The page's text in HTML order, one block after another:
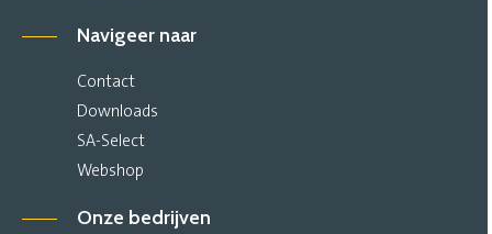
Navigeer naar
Contact
Downloads
SA-Select
Webshop
Onze bedrijven